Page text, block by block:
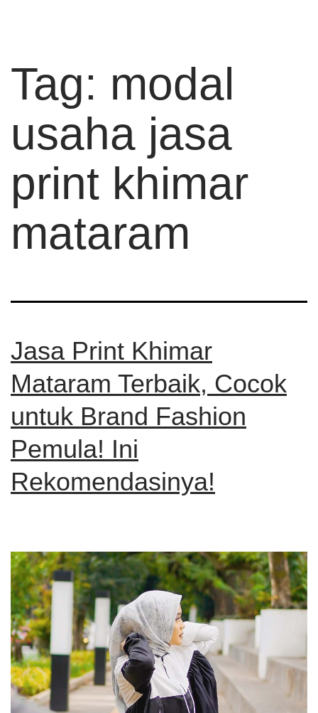
Tag: modal
usaha jasa
print khimar
mataram
Jasa Print Khimar
Mataram Terbaik, Cocok
untuk Brand Fashion
Pemula! Ini
Rekomendasinya!